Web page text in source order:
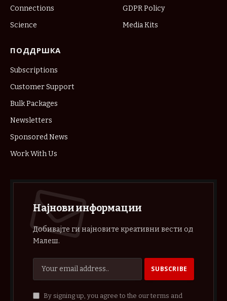
Connections
Science
GDPR Policy
Media Kits
ПОДДРШКА
Subscriptions
Customer Support
Bulk Packages
Newsletters
Sponsored News
Work With Us
Најнови информации
Добивајте ги најновите креативни вести од
Малеш.
By signing up, you agree to the our terms and